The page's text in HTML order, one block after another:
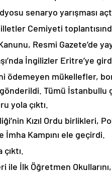
senaryo yarışması
Cemiyeti
Resmi Gazete’de
İngilizler Eritre’ye
ödemeyen mükellefler,
gönderildi. Tümü
yola çıktı.
Kızıl Ordu birlikleri,
İmha Kampını ele geçirdi.
ile İlk Öğretmen Okullarını,